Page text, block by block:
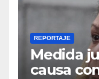
REPORTAJE
Medida
causa